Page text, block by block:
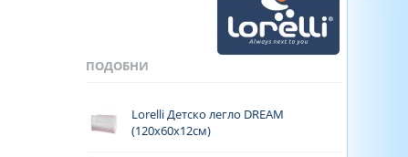
ПОДОБНИ
Lorelli Детско легло DREAM
(120x60x12см)